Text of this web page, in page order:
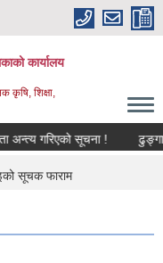
कार्यालय
कृषि, शिक्षा,
गरिएको सूचना !
सूचक फाराम